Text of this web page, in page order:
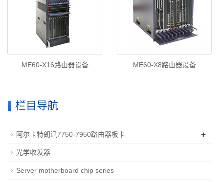
ME60-X16路由器设备 ME60-X8路由器设备
栏目导航
阿尔卡特朗讯7750-7950路由器板卡 +
光学收发器
Server motherboard chip series